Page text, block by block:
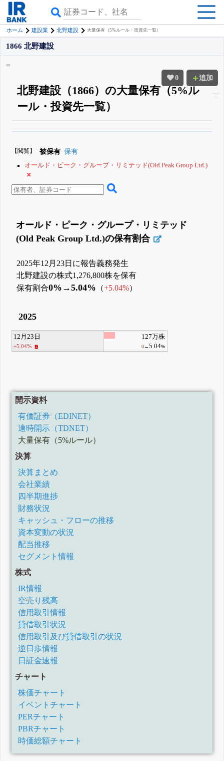
ホーム 建設業 北野建設 大量保有（5%ルール・投資先一覧）
0 追加
1866 北野建設
北野建設（1866）の大量保有（5%ル
ール・投資先一覧）
に詳しく分かる無料でβ版をはじめる
登録すると永久30%OFFと米株版の先行利用も付きます
【閲覧】 被保有 保有
オールド・ピーク・グループ・リミテッド(Old Peak Group Ltd.)
オールド・ピーク・グループ・リミテッド
(Old Peak Group Ltd.)の保有割合
2025年12月23日に報告義務発生
北野建設の株式1,276,800株を保有
保有割合0%→5.04% （+5.04%）
2025
12月23日
+5.04%
127万株
0→5.04%
開示資料
有価証券（EDINET）
適時開示（TDNET）
大量保有（5%ルール）
決算
決算まとめ
会社業績
四半期進捗
財務状況
キャッシュ・フローの推移
資本変動の状況
配当推移
セグメント情報
株式
IR情報
空売り残高
信用取引情報
貸借取引状況
信用取引及び貸借取引の状況
逆日歩情報
日証金速報
チャート
株価チャート
イベントチャート
PERチャート
PBRチャート
時価総額チャート